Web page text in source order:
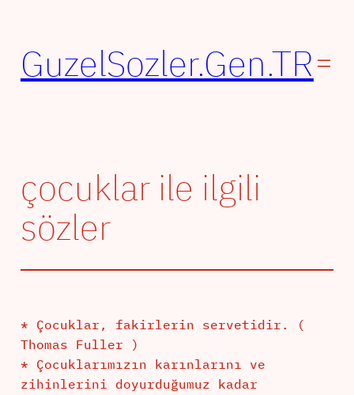
GuzelSozler.Gen.TR
çocuklar ile ilgili
sözler
* Çocuklar, fakirlerin servetidir. (
Thomas Fuller )
* Çocuklarımızın karınlarını ve
zihinlerini doyurduğumuz kadar